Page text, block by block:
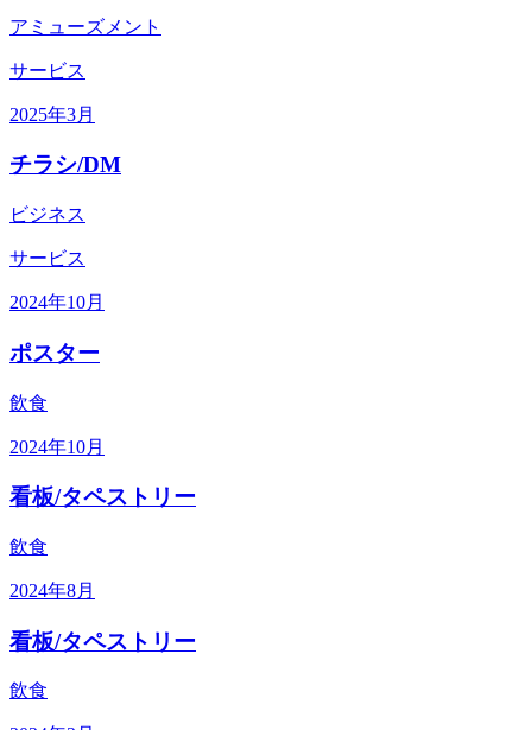
アミューズメント
サービス
2025年3月
チラシ/DM
ビジネス
サービス
2024年10月
ポスター
飲食
2024年10月
看板/タペストリー
飲食
2024年8月
看板/タペストリー
飲食